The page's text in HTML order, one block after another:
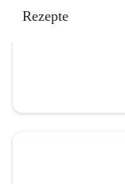
Rezepte